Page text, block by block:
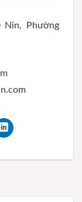
Nin, Phường